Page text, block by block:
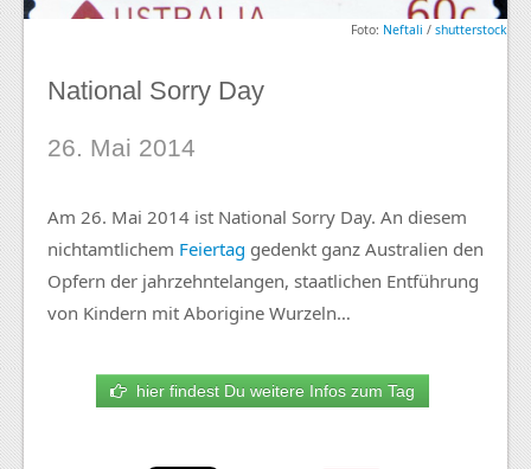
Foto: Neftali / shutterstock
National Sorry Day
26. Mai 2014
Am 26. Mai 2014 ist National Sorry Day. An diesem
nichtamtlichem Feiertag gedenkt ganz Australien den
Opfern der jahrzehntelangen, staatlichen Entführung
von Kindern mit Aborigine Wurzeln…
hier findest Du weitere Infos zum Tag